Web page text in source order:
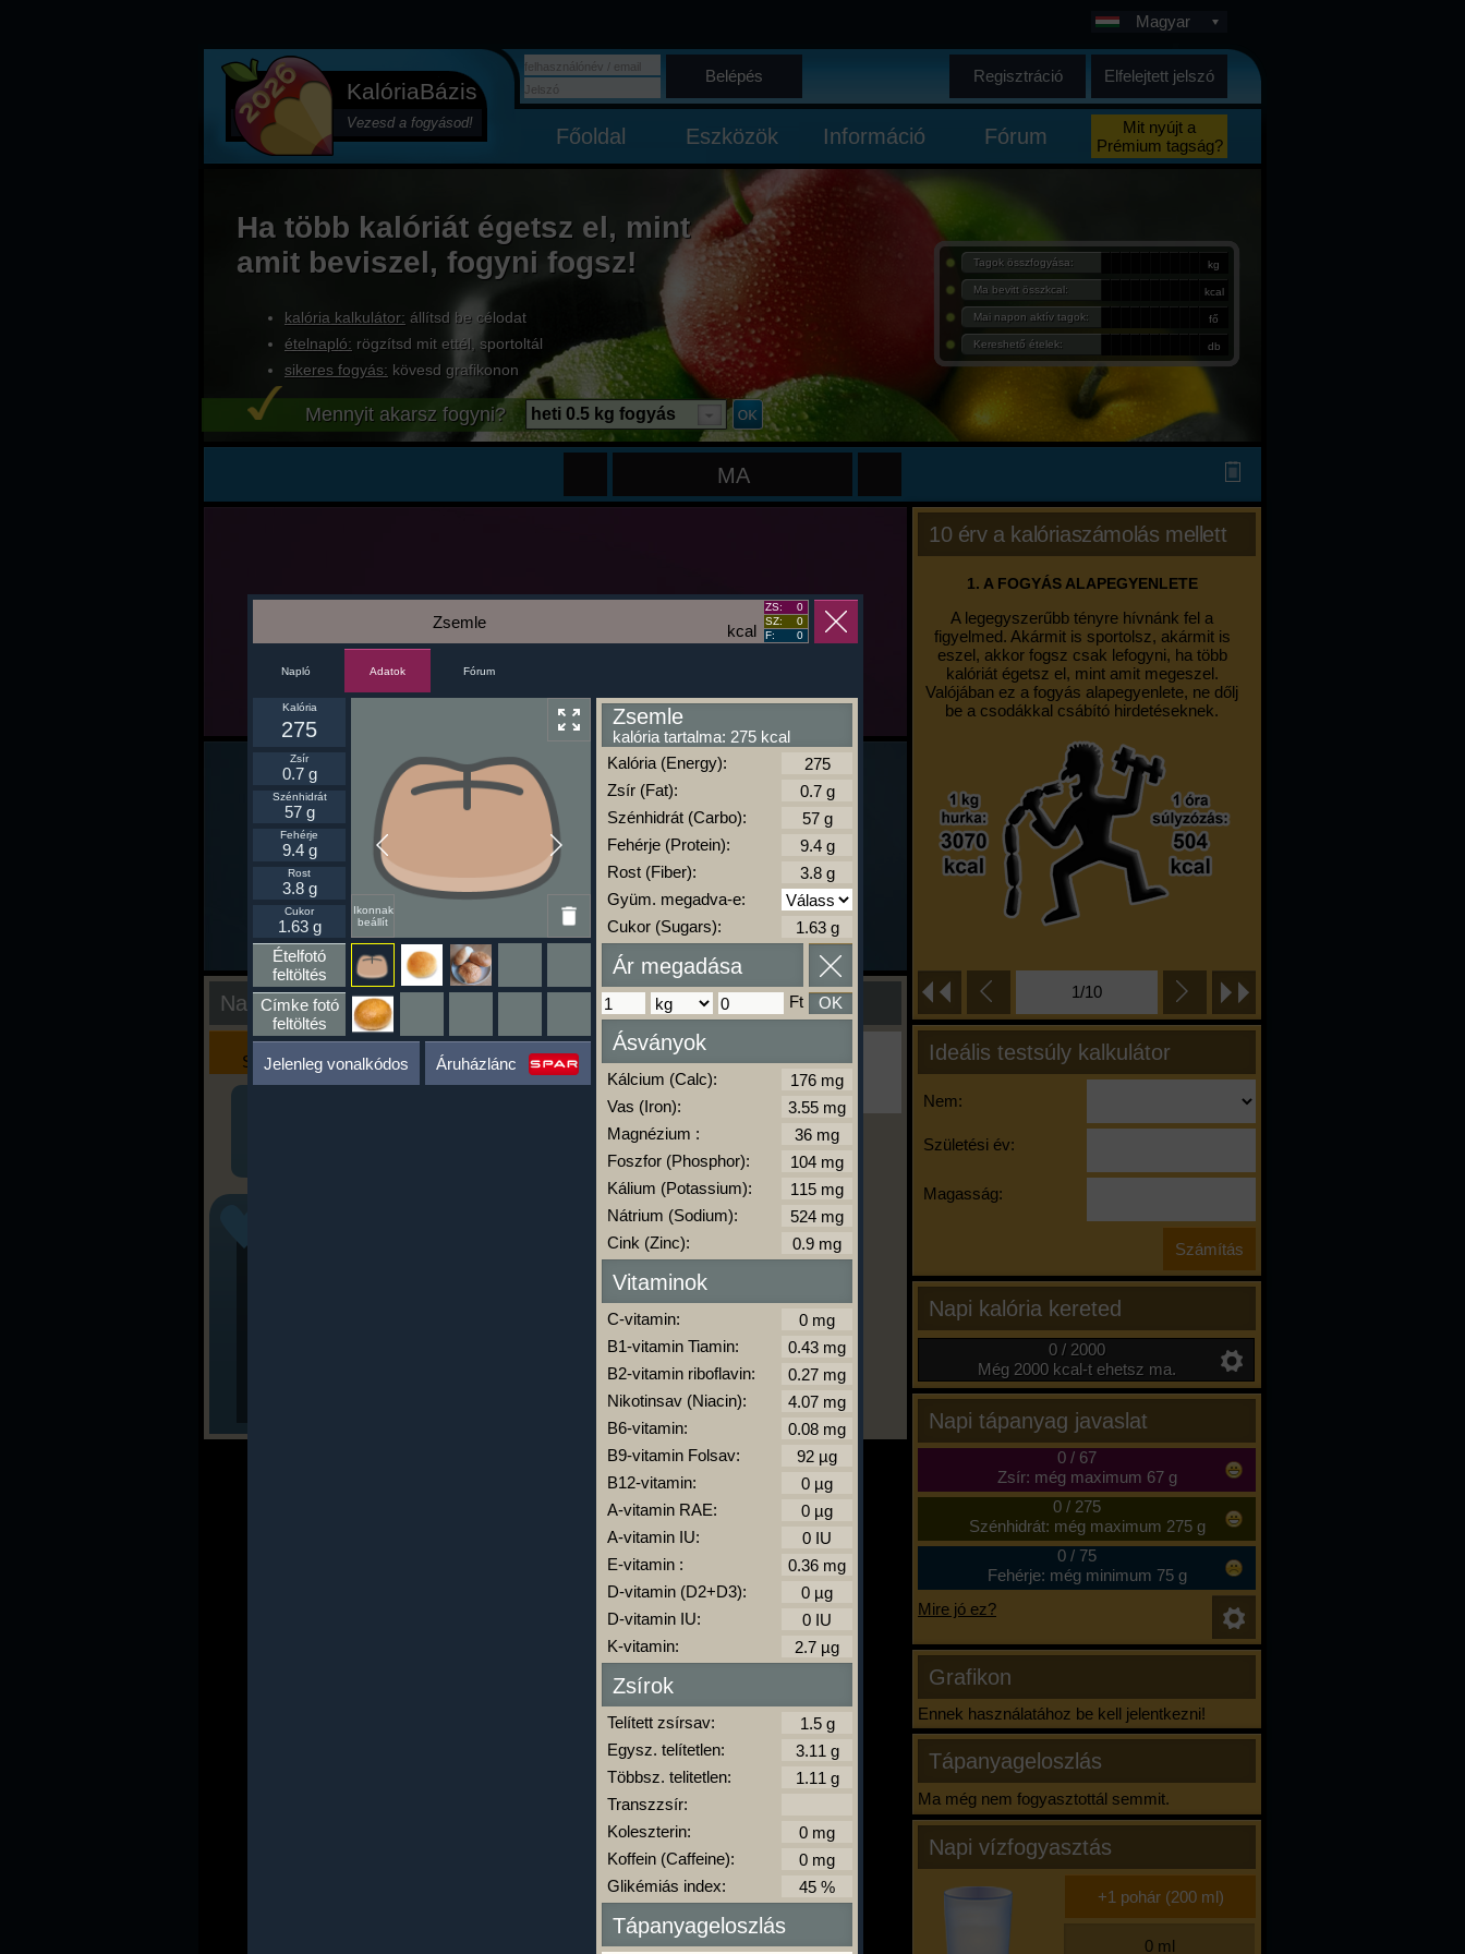
KalóriaBázis
Vezesd a fogyásod!
Magyar
Belépés Regisztráció Elfelejtett jelszó
Főoldal Eszközök Információ Fórum
Mit nyújt a
Prémium tagság?
Ha több kalóriát égetsz el, mint
amit beviszel, fogyni fogsz!
kalória kalkulátor: állítsd be célodat
ételnapló: rögzítsd mit ettél, sportoltál
sikeres fogyás: kövesd grafikonon
Tagok összfogyása: kg
Ma bevitt összkcal: kcal
Mai napon aktív tagok: fő
Kereshető ételek: db
Mennyit akarsz fogyni? heti 0.5 kg fogyás
MA
10 érv a kalóriaszámolás mellett
1. A FOGYÁS ALAPEGYENLETE
A legegyszerűbb tényre hívnánk fel a
figyelmed. Akármit is sportolsz, akármit is
eszel, akkor fogsz csak lefogyni, ha több
kalóriát égetsz el, mint amit megeszel.
Valójában ez a fogyás alapegyenlete, ne dőlj
be a csodákkal csábító hirdetéseknek.
1/10
Ideális testsúly kalkulátor
Nem:
Születési év:
Magasság:
Napi kalória kereted
0 / 2000
Még 2000 kcal-t ehetsz ma.
Napi tápanyag javaslat
0/ 67
Zsír: még maximum 67 g
0/ 275
Szénhidrát: még maximum 275 g
0/ 75
Fehérje: még minimum 75 g
Mire jó ez?
Grafikon
Ennek használatához be kell jelentkezni!
Tápanyageloszlás
Ma még nem fogyasztottál semmit.
Napi vízfogyasztás
Nap kiértékelése
Kalória
Szimulátor
Szöveges
Értékelés
Ha ma már nem eszel/sportolsz többet,
kattints a kiértékelésre!
A Kalória Szimulátor Prémium funkció.
-
kcal
Zsemle
ZS:
0
SZ:
0
F:
0
Napló Adatok Fórum
Ikonnak
beállít
Kalória
275
Zsír
0.7 g
Szénhidrát
57 g
Fehérje
9.4 g
Rost
3.8 g
Cukor
1.63 g
Ételfotó
feltöltés
Címke fotó
feltöltés
Jelenleg vonalkódos Áruházlánc
Zsemle
kalória tartalma: 275 kcal
Kalória (Energy):
Zsír (Fat):
Szénhidrát (Carbo):
Fehérje (Protein):
Rost (Fiber):
Gyüm. megadva-e:
Cukor (Sugars):
Ár megadása
Ft OK
Ásványok
Kálcium (Calc):
Vas (Iron):
Magnézium :
Foszfor (Phosphor):
Kálium (Potassium):
Nátrium (Sodium):
Cink (Zinc):
Vitaminok
C-vitamin:
B1-vitamin Tiamin:
B2-vitamin riboflavin:
Nikotinsav (Niacin):
B6-vitamin:
B9-vitamin Folsav:
B12-vitamin:
A-vitamin RAE:
A-vitamin IU:
E-vitamin :
D-vitamin (D2+D3):
D-vitamin IU:
K-vitamin:
Zsírok
Telített zsírsav:
Egysz. telítetlen:
Többsz. telitetlen:
Transzzsír:
Koleszterin:
Koffein (Caffeine):
Glikémiás index:
Tápanyageloszlás